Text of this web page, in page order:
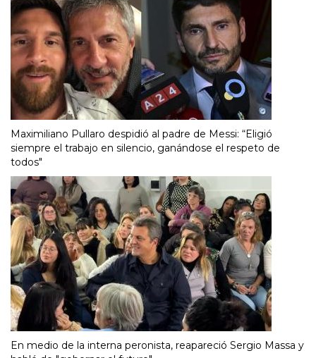
Maximiliano Pullaro despidió al padre de Messi: “Eligió
siempre el trabajo en silencio, ganándose el respeto de
todos"
En medio de la interna peronista, reapareció Sergio Massa y